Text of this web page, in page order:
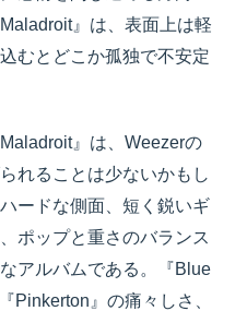
』は、表面上は軽
むとどこか孤独で不安定
』は、Weezerの
れることは少ないかもし
ードな側面、短く鋭いギ
ポップと重さのバランス
アルバムである。『Blue
Pinkerton』の痛々しさ、